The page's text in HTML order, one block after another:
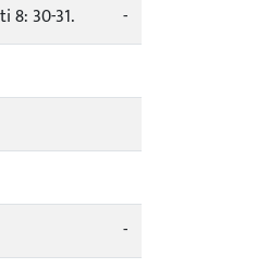
8: 30-31.
-
-